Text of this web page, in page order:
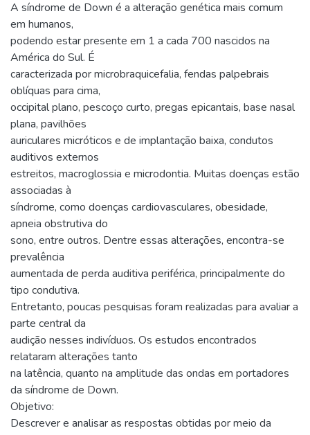
A síndrome de Down é a alteração genética mais comum
em humanos,
podendo estar presente em 1 a cada 700 nascidos na
América do Sul. É
caracterizada por microbraquicefalia, fendas palpebrais
oblíquas para cima,
occipital plano, pescoço curto, pregas epicantais, base nasal
plana, pavilhões
auriculares micróticos e de implantação baixa, condutos
auditivos externos
estreitos, macroglossia e microdontia. Muitas doenças estão
associadas à
síndrome, como doenças cardiovasculares, obesidade,
apneia obstrutiva do
sono, entre outros. Dentre essas alterações, encontra-se
prevalência
aumentada de perda auditiva periférica, principalmente do
tipo condutiva.
Entretanto, poucas pesquisas foram realizadas para avaliar a
parte central da
audição nesses indivíduos. Os estudos encontrados
relataram alterações tanto
na latência, quanto na amplitude das ondas em portadores
da síndrome de Down.
Objetivo:
Descrever e analisar as respostas obtidas por meio da